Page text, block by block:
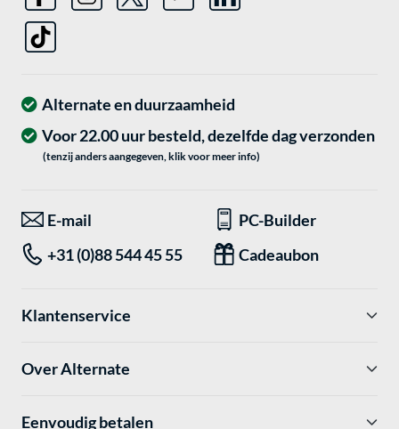
Alternate en duurzaamheid
Voor 22.00 uur besteld, dezelfde dag verzonden
(tenzij anders aangegeven, klik voor meer info)
E-mail
PC-Builder
+31 (0)88 544 45 55
Cadeaubon
Klantenservice
Over Alternate
Eenvoudig betalen